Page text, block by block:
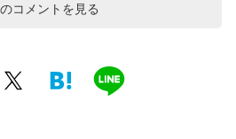
コメントを見る